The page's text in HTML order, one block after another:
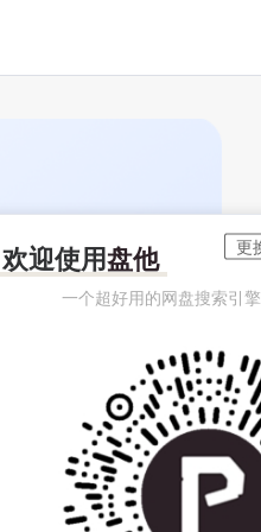
欢迎使用盘他
一个超好用的网盘搜索引擎